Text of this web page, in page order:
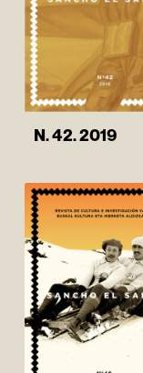
N. 42. 2019